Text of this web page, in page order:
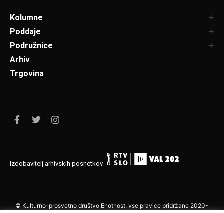
Kolumne
Poddaje
Podružnice
Arhiv
Trgovina
Izdobavitelj arhivskih posnetkov
© Kulturno-prosvetno društvo Enotnost, vse pravice pridržane 2020-